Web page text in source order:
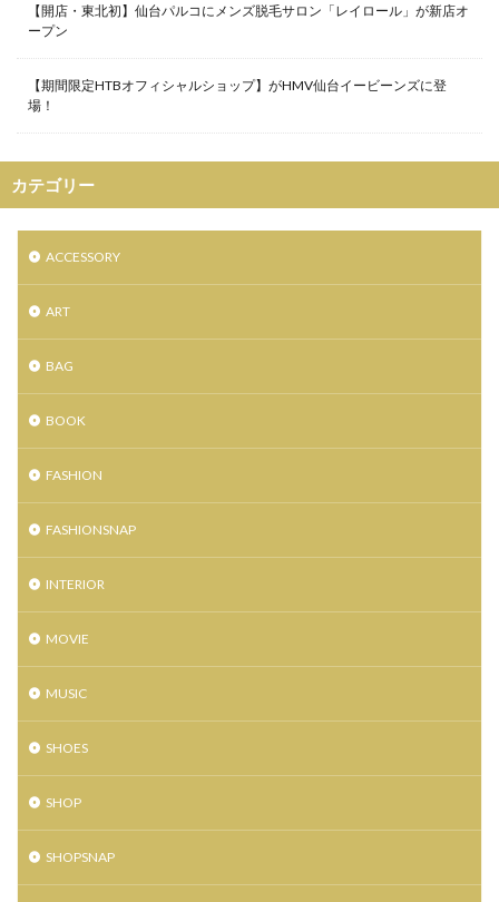
【開店・東北初】仙台パルコにメンズ脱毛サロン「レイロール」が新店オ
ープン
【期間限定HTBオフィシャルショップ】がHMV仙台イービーンズに登
場！
カテゴリー
ACCESSORY
ART
BAG
BOOK
FASHION
FASHIONSNAP
INTERIOR
MOVIE
MUSIC
SHOES
SHOP
SHOPSNAP